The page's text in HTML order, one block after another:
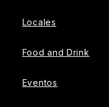
Locales
Food and Drink
Eventos